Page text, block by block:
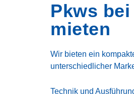
Pkws
mieten
Wir bieten ein
unterschiedlicher
Technik und